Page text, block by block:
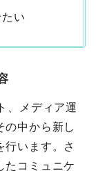
い
、メディア運
の中から新し
行います。さ
たコミュニケ